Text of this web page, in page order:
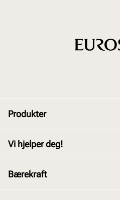
Produkter
Barn
Vi hjelper deg!
Bærekraft